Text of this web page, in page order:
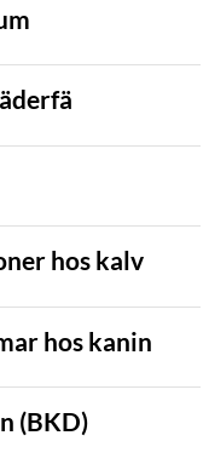
hos kalv
hos kanin
(BKD)